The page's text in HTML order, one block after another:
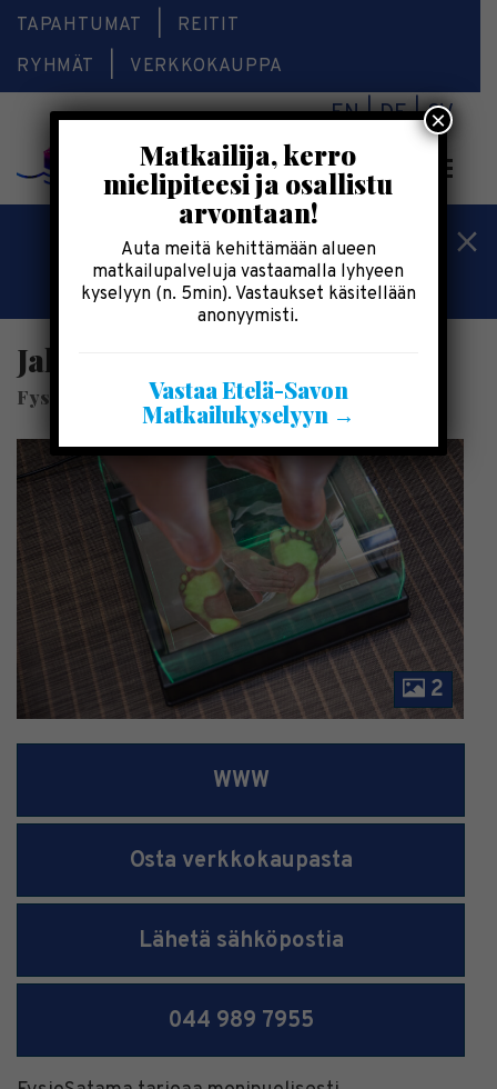
TAPAHTUMAT
REITIT
RYHMÄT
VERKKOKAUPPA
EN DE SV
Kesälomatärpit »
Saimaalla-kesälehti »
Jalkaterapia
FysioSatama
2
WWW
Osta verkkokaupasta
Lähetä sähköpostia
044 989 7955
Matkailija, kerro
mielipiteesi ja osallistu
arvontaan!
Auta meitä kehittämään alueen
matkailupalveluja vastaamalla lyhyeen
kyselyyn (n. 5min). Vastaukset käsitellään
anonyymisti.
Vastaa Etelä-Savon
Matkailukyselyyn →
×